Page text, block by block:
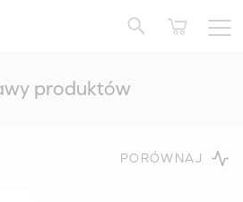
produktów
PORÓWNAJ